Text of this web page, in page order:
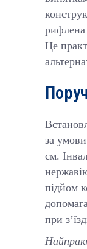
рифлена
Це
за
см.
підйом
при